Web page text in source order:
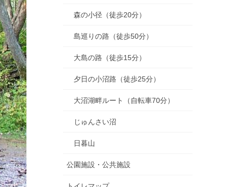
森の小径（徒歩20分）
島巡りの路（徒歩50分）
大島の路（徒歩15分）
夕日の小沼路（徒歩25分）
大沼湖畔ルート（自転車70分）
じゅんさい沼
日暮山
公園施設・公共施設